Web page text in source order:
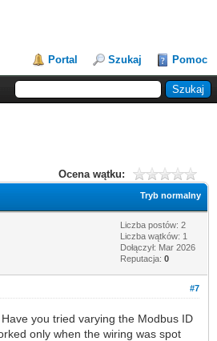
Portal Szukaj Pomoc
Ocena wątku:
Tryb normalny
Liczba postów: 2
Liczba wątków: 1
Dołączył: Mar 2026
Reputacja: 0
#7
you tried varying the Modbus ID
only when the wiring was spot